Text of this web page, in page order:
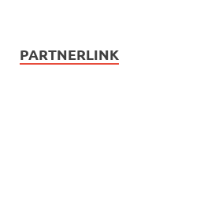
PARTNERLINK